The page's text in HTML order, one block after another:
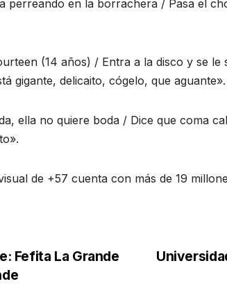
perreando en la borrachera / Pasa el
(14 años) / Entra a la disco y se
gigante, delicaito, cógelo, que aguante».
ella no quiere boda / Dice que coma
de +57 cuenta con más de 19
Fefita La Grande